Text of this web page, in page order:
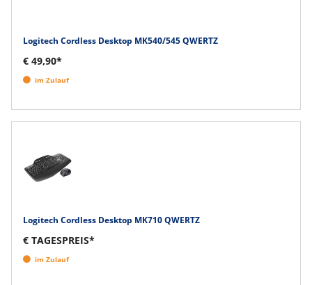
Logitech Cordless Desktop MK540/545 QWERTZ
€ 49,90*
im Zulauf
Logitech Cordless Desktop MK710 QWERTZ
€ TAGESPREIS*
im Zulauf